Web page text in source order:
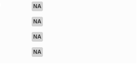
NA
NA
NA
NA